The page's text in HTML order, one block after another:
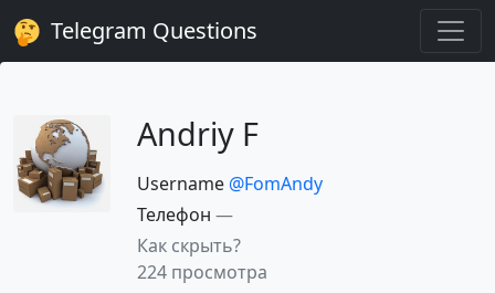
Telegram Questions
Andriy F
Username @FomAndy
Телефон —
Как скрыть?
224 просмотра